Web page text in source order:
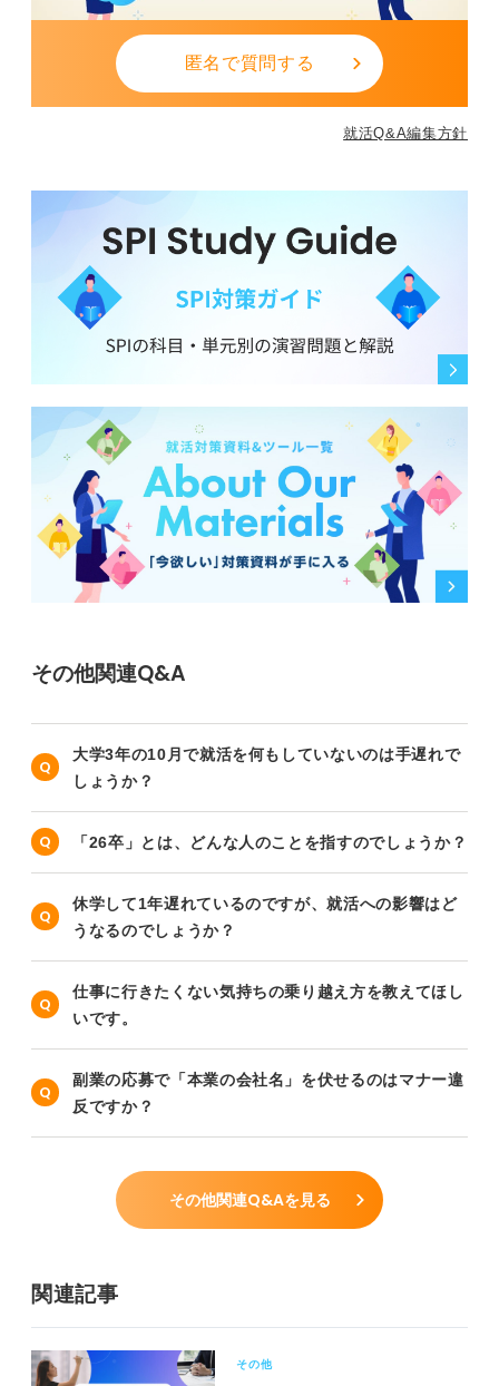
匿名で質問する
就活Q&A編集方針
その他関連Q&A
大学3年の10月で就活を何もしていないのは手遅れで
しょうか？
「26卒」とは、どんな人のことを指すのでしょうか？
休学して1年遅れているのですが、就活への影響はど
うなるのでしょうか？
仕事に行きたくない気持ちの乗り越え方を教えてほし
いです。
副業の応募で「本業の会社名」を伏せるのはマナー違
反ですか？
その他関連Q&Aを見る
関連記事
その他